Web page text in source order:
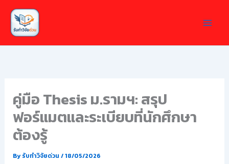
Skip
content
คู่มือ Thesis ม.รามฯ: สรุป
ฟอร์แมตและระเบียบที่นักศึกษา
ต้องรู้
Byรับทำวิจัยด่วน /18/05/2026